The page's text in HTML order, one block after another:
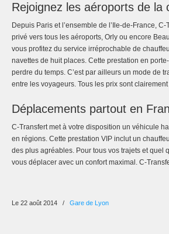
Rejoignez les aéroports de la
Depuis Paris et l’ensemble de l’Ile-de-France,
privé vers tous les aéroports, Orly ou encore
vous profitez du service irréprochable de
navettes de huit places. Cette prestation en
perdre du temps. C’est par ailleurs un mode de
entre les voyageurs. Tous les prix sont
Déplacements partout en
C-Transfert met à votre disposition un véhicule
en régions. Cette prestation VIP inclut un
des plus agréables. Pour tous vos trajets et quel
vous déplacer avec un confort maximal. C-
Le 22 août 2014 / Gare de Lyon